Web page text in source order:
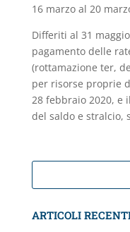
16 marzo al 20
Differiti al 31
pagamento delle
(rottamazione ter,
per risorse proprie
28 febbraio 2020, e
del saldo e stralcio,
ARTICOLI